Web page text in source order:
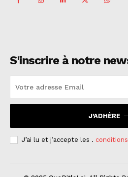
S'inscrire à notre
J'ADHÈRE
J’ai lu et j’accepte les .